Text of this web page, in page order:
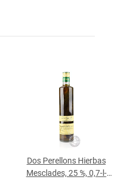
Dos Perellons Hierbas
Mesclades, 25 %, 0,7-l-